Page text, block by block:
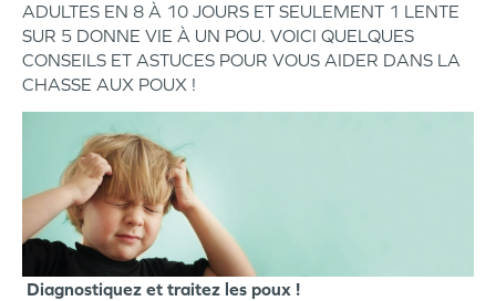
ADULTES EN 8 À 10 JOURS ET SEULEMENT 1 LENTE
SUR 5 DONNE VIE À UN POU. VOICI QUELQUES
CONSEILS ET ASTUCES POUR VOUS AIDER DANS LA
CHASSE AUX POUX !
Diagnostiquez et traitez les poux !